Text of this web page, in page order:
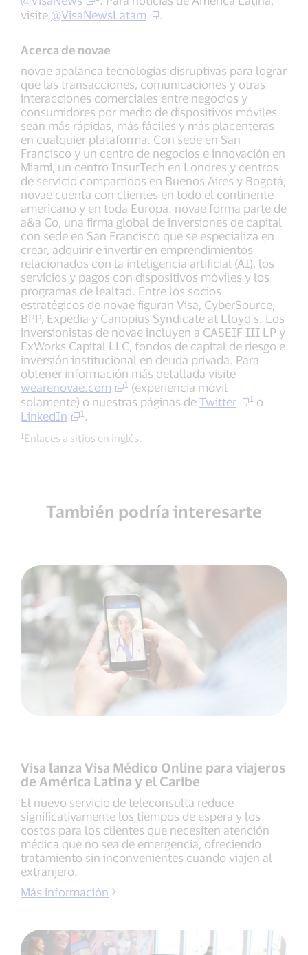
visite @VisaNewsLatam .
Acerca de novae
novae apalanca tecnologías disruptivas para lograr
que las transacciones, comunicaciones y otras
interacciones comerciales entre negocios y
consumidores por medio de dispositivos móviles
sean más rápidas, más fáciles y más placenteras
en cualquier plataforma. Con sede en San
Francisco y un centro de negocios e innovación en
Miami, un centro InsurTech en Londres y centros
de servicio compartidos en Buenos Aires y Bogotá,
novae cuenta con clientes en todo el continente
americano y en toda Europa. novae forma parte de
a&a Co, una firma global de inversiones de capital
con sede en San Francisco que se especializa en
crear, adquirir e invertir en emprendimientos
relacionados con la inteligencia artificial (AI), los
servicios y pagos con dispositivos móviles y los
programas de lealtad. Entre los socios
estratégicos de novae figuran Visa, CyberSource,
BPP, Expedia y Canopius Syndicate at Lloyd’s. Los
inversionistas de novae incluyen a CASEIF III LP y
ExWorks Capital LLC, fondos de capital de riesgo e
inversión institucional en deuda privada. Para
obtener información más detallada visite
wearenovae.com
1 (experiencia móvil
solamente) o nuestras páginas de Twitter 1 o
LinkedIn
1 .
1 Enlaces a sitios en inglés.
También podría interesarte
Visa lanza Visa Médico Online para viajeros
de América Latina y el Caribe
El nuevo servicio de teleconsulta reduce
significativamente los tiempos de espera y los
costos para los clientes que necesiten atención
médica que no sea de emergencia, ofreciendo
tratamiento sin inconvenientes cuando viajen al
extranjero.
Más información